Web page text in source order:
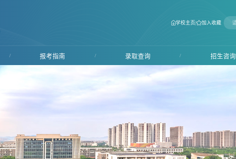
学校主页| 加入收藏
/ 报考指南 / 录取查询 / 招生咨询